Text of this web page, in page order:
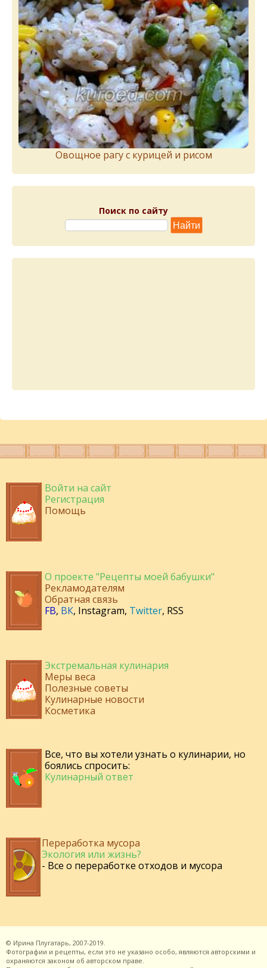
Овощное рагу с курицей и рисом
Поиск по сайту
Войти на сайт
Регистрация
Помощь
О проекте "Рецепты моей бабушки"
Рекламодателям
Обратная связь
FB, ВК, Instagram, Twitter, RSS
Экстремальная кулинария
Меры веса
Полезные советы
Кулинарные новости
Косметика
Все, что вы хотели узнать о кулинарии, но
боялись спросить:
Кулинарный ответ
Переработка мусора
Экология или жизнь?
- Все о переработке отходов и мусора
© Ирина Плугатарь, 2007-2019.
Фотографии и рецепты, если это не указано особо, являются авторскими и
охраняются законом об авторском праве.